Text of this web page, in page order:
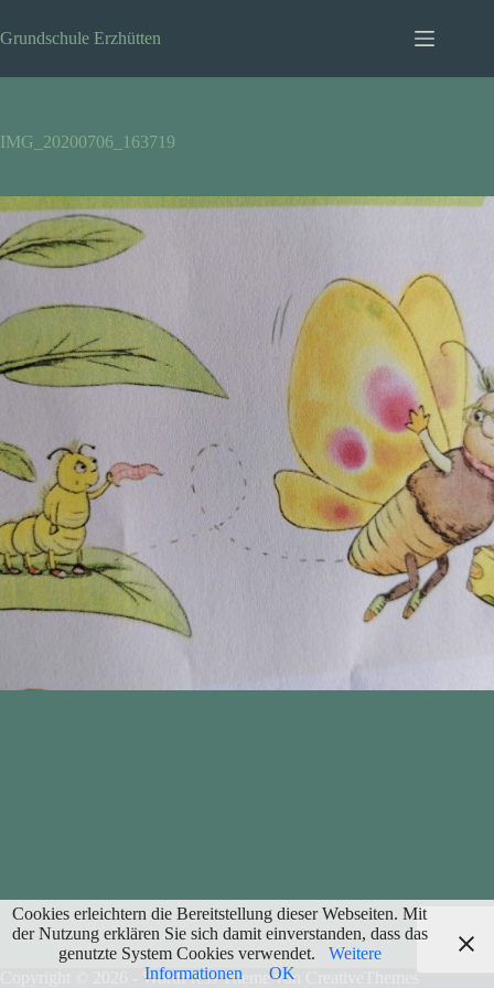
Inhalt
springen
Grundschule Erzhütten
IMG_20200706_163719
Copyright © 2026 - WordPress Theme von
Cookies erleichtern die Bereitstellung dieser Webseiten. Mit
der Nutzung erklären Sie sich damit einverstanden, dass das
genutzte System Cookies verwendet.
Weitere
Informationen
OK